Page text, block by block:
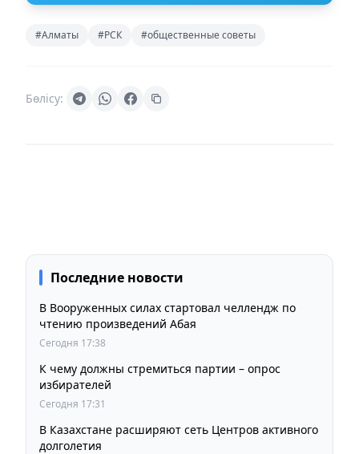
#Алматы #РСК #общественные советы
Бөлісу:
Последние новости
В Вооруженных силах стартовал челлендж по
чтению произведений Абая
Сегодня 17:38
К чему должны стремиться партии – опрос
избирателей
Сегодня 17:31
В Казахстане расширяют сеть Центров активного
долголетия